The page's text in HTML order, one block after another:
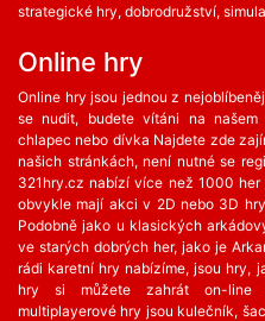
strategické hry, dobrodružství,
Online hry
Online hry jsou jednou z
se nudit, budete vítáni na našem
chlapec nebo dívka Najdete zde
našich stránkách, není nutné se
321hry.cz nabízí více než 1000
obvykle mají akci v 2D nebo 3D
Podobně jako u klasických
ve starých dobrých her, jako je
rádi karetní hry nabízíme, jsou hry,
hry si můžete zahrát on-line
multiplayerové hry jsou kulečník,